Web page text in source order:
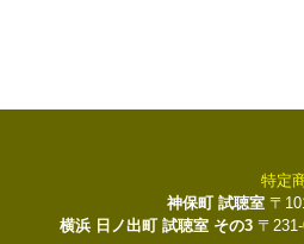
特定
神保町 試聴室 〒
横浜 日ノ出町 試聴室 その3 〒